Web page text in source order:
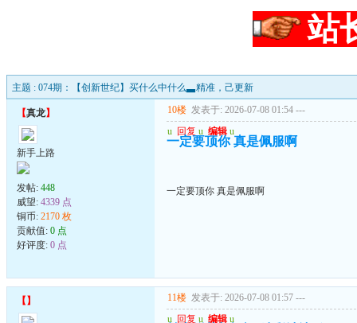
站
主题 : 074期：【创新世纪】买什么中什么▃精准，己更新
【真龙】
新手上路
发帖: 448
威望: 4339 点
铜币: 2170 枚
贡献值: 0 点
好评度: 0 点
10楼 发表于: 2026-07-08 01:54 ---
u 回复 u 编辑 u
一定要顶你 真是佩服啊
一定要顶你 真是佩服啊
【 】 11楼 发表于: 2026-07-08 01:57 ---
u 回复 u 编辑 u